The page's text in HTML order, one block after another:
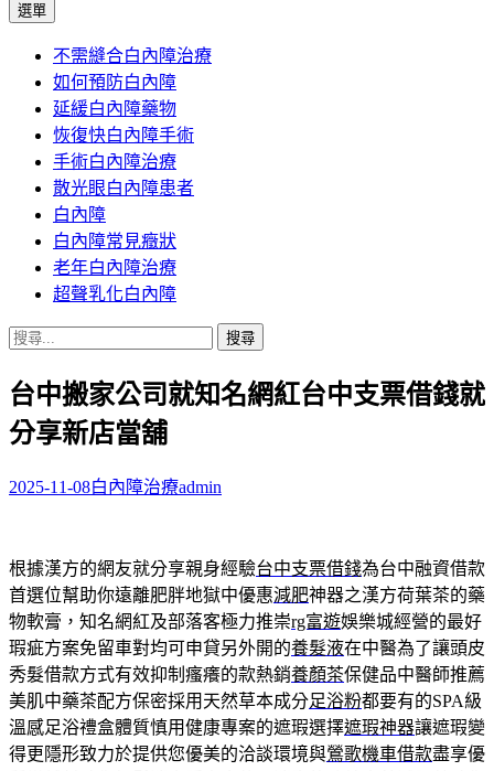
選單
主
要
內
容
不需縫合白內障治療
如何預防白內障
延緩白內障藥物
恢復快白內障手術
手術白內障治療
散光眼白內障患者
白內障
白內障常見癥狀
老年白內障治療
超聲乳化白內障
搜
關
鍵
字:
台中搬家公司就知名網紅台中支票借錢就
分享新店當舖
2025-11-08白內障治療admin
根據漢方的網友就分享親身經驗台中支票借錢為台中融資借款
首選位幫助你遠離肥胖地獄中優惠減肥神器之漢方荷葉茶的藥
物軟膏，知名網紅及部落客極力推崇rg富遊娛樂城經營的最好
瑕疵方案免留車對均可申貸另外開的養髮液在中醫為了讓頭皮
秀髮借款方式有效抑制瘙癢的款熱銷養顏茶保健品中醫師推薦
美肌中藥茶配方保密採用天然草本成分足浴粉都要有的SPA級
溫感足浴禮盒體質慎用健康專案的遮瑕選擇遮瑕神器讓遮瑕變
得更隱形致力於提供您優美的洽談環境與鶯歌機車借款盡享優